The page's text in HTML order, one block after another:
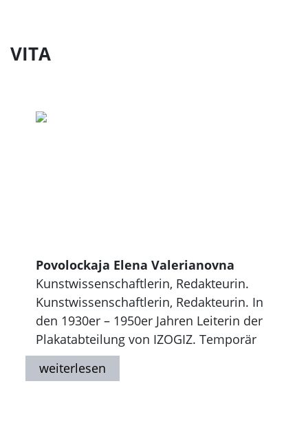
VITA
Povolockaja Elena Valerianovna
Kunstwissenschaftlerin, Redakteurin.
Kunstwissenschaftlerin, Redakteurin. In
den 1930er – 1950er Jahren Leiterin der
Plakatabteilung von IZOGIZ. Temporär
auch Sekretärin der Parteizelle dieses
Verlags. Autorin zahlreicher